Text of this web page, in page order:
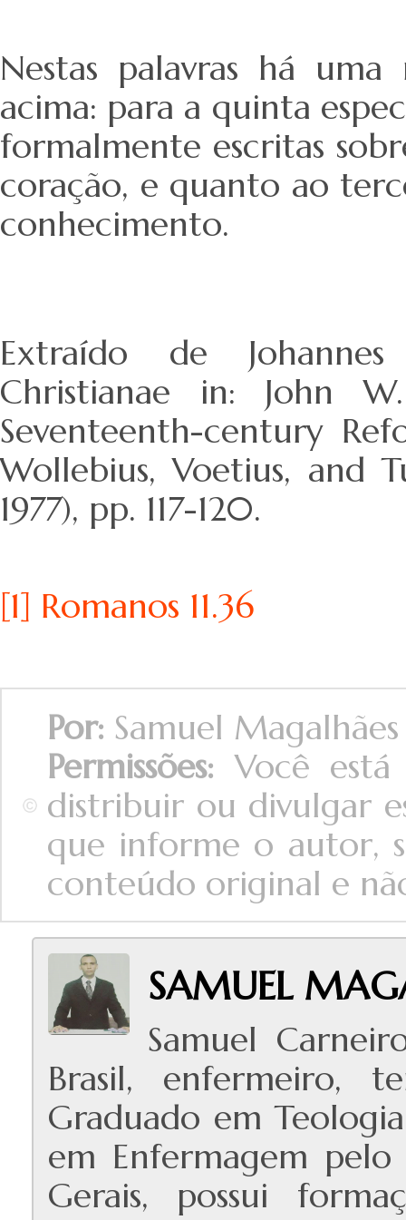
Nestas palavras há
acima: para a quinta
formalmente escritas
coração, e quanto ao
conhecimento.
Extraído de Johannes
Christianae in: John
Seventeenth-century
Wollebius, Voetius, and
1977), pp. 117-120.
[1] Romanos 11.36
Por: Samuel Magalhães
Permissões: Você
distribuir ou divulgar
que informe o autor,
conteúdo original e
SAMUEL
Samuel
Brasil, enfermeiro,
Graduado em
em Enfermagem
Gerais, possui